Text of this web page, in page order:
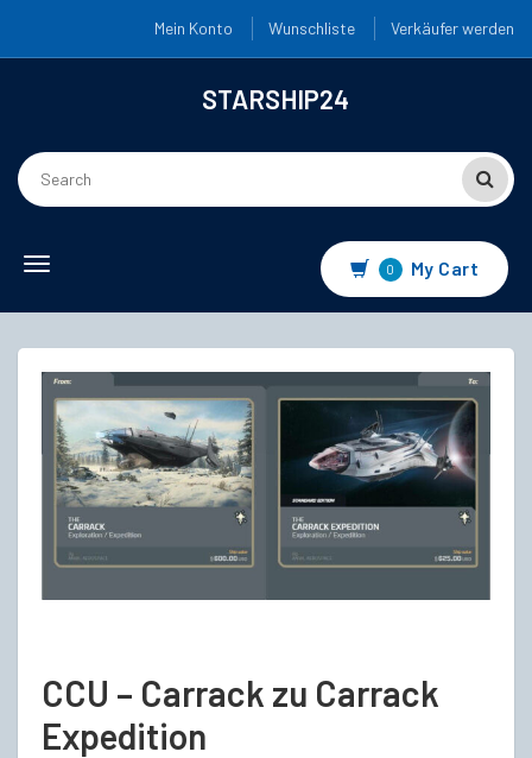
Mein Konto Wunschliste Verkäufer werden
STARSHIP24
Toggle
0 My Cart
CCU – Carrack zu Carrack
Expedition